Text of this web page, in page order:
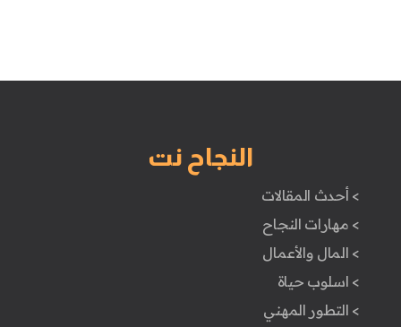
النجاح نت
> أحدث المقالات
> مهارات النجاح
> المال والأعمال
> اسلوب حياة
> التطور المهني